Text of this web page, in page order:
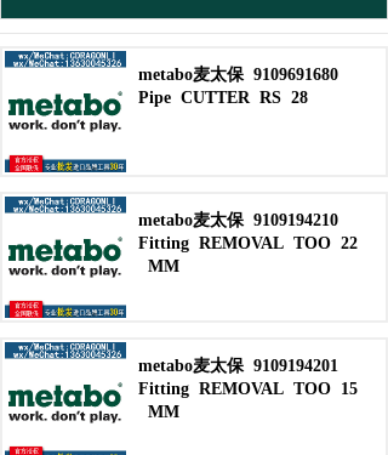
麦太保电锤钻 metabo麦太保 9109691680
Pipe CUTTER RS 28
metabo麦太保 9109194210
Fitting REMOVAL TOO 22
MM
metabo麦太保 9109194201
Fitting REMOVAL TOO 15
MM